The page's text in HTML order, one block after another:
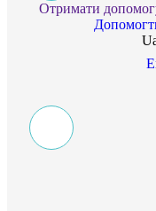
Отримати